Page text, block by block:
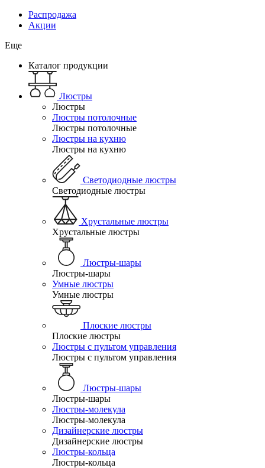
Распродажа
Акции
Еще
Каталог продукции
Люстры
Люстры
Люстры потолочные
Люстры потолочные
Люстры на кухню
Люстры на кухню
Светодиодные люстры
Светодиодные люстры
Хрустальные люстры
Хрустальные люстры
Люстры-шары
Люстры-шары
Умные люстры
Умные люстры
Плоские люстры
Плоские люстры
Люстры с пультом управления
Люстры с пультом управления
Люстры-шары
Люстры-шары
Люстры-молекула
Люстры-молекула
Дизайнерские люстры
Дизайнерские люстры
Люстры-кольца
Люстры-кольца